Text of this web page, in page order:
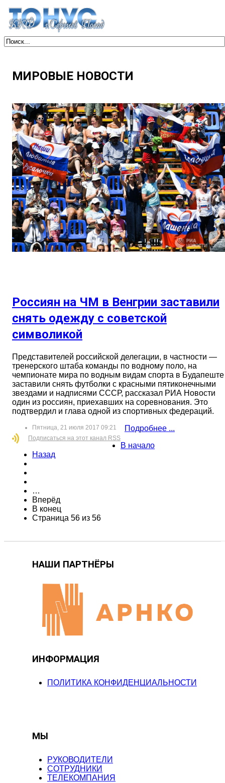
МИРОВЫЕ НОВОСТИ
Россиян на ЧМ в Венгрии заставили
снять одежду с советской
символикой
Представителей российской делегации, в частности —
тренерского штаба команды по водному поло, на
чемпионате мира по водным видам спорта в Будапеште
заставили снять футболки с красными пятиконечными
звездами и надписями СССР, рассказал РИА Новости
один из россиян, приехавших на соревнования. Это
подтвердил и глава одной из спортивных федераций.
Пятница, 21 июля 2017 09:21 Подробнее ...
Подписаться на этот канал RSS
В начало
Назад
…
Вперёд
В конец
Страница 56 из 56
НАШИ ПАРТНЁРЫ
ИНФОРМАЦИЯ
ПОЛИТИКА КОНФИДЕНЦИАЛЬНОСТИ
МЫ
РУКОВОДИТЕЛИ
СОТРУДНИКИ
ТЕЛЕКОМПАНИЯ